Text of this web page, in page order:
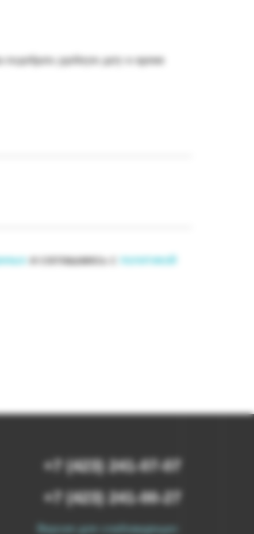
подобрать удобную дату и время
и соглашаюсь с политикой
+7 (423) 241‑07‑07
+7 (423) 241-00-27
Версия для слабовидящих